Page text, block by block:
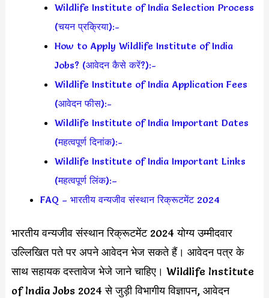
Wildlife Institute of India Selection Process
(चयन प्रक्रिया):-
How to Apply Wildlife Institute of India
Jobs? (आवेदन कैसे करें?):-
Wildlife Institute of India Application Fees
(आवेदन फीस):-
Wildlife Institute of India Important Dates
(महत्वपूर्ण दिनांक):-
Wildlife Institute of India Important Links
(महत्वपूर्ण लिंक):–
FAQ – भारतीय वन्यजीव संस्थान रिक्रूटमेंट 2024
भारतीय वन्यजीव संस्थान रिक्रूटमेंट 2024 योग्य उम्मीदवार
उल्लिखित पते पर अपने आवेदन भेज सकते हैं। आवेदन पत्र के
साथ सहायक दस्तावेज भेजे जाने चाहिए। Wildlife Institute
of India Jobs 2024 से जुड़ी विभागीय विज्ञापन, आवेदन